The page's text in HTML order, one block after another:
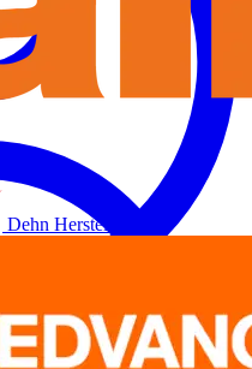
Dehn Hersteller